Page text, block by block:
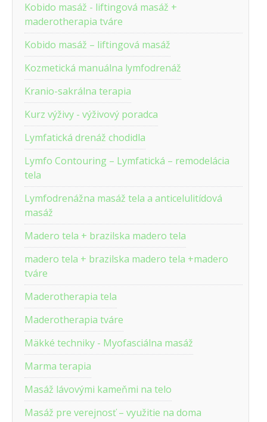
Kobido masáž - liftingová masáž +
maderotherapia tváre
Kobido masáž – liftingová masáž
Kozmetická manuálna lymfodrenáž
Kranio-sakrálna terapia
Kurz výživy - výživový poradca
Lymfatická drenáž chodidla
Lymfo Contouring – Lymfatická – remodelácia
tela
Lymfodrenážna masáž tela a anticelulitídová
masáž
Madero tela + brazilska madero tela
madero tela + brazilska madero tela +madero
tváre
Maderotherapia tela
Maderotherapia tváre
Mäkké techniky - Myofasciálna masáž
Marma terapia
Masáž lávovými kameňmi na telo
Masáž pre verejnosť – využitie na doma